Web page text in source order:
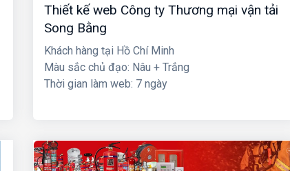
Thiết kế web Công ty Thương mại vận tải
Song Bằng
Khách hàng tại Hồ Chí Minh
Màu sắc chủ đạo: Nâu + Trắng
Thời gian làm web: 7 ngày